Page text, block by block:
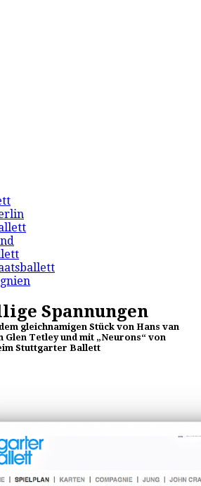
Spannungen
gleichnamigen Stück von Hans van
Glen Tetley und mit „Neurons“ von
Stuttgarter Ballett